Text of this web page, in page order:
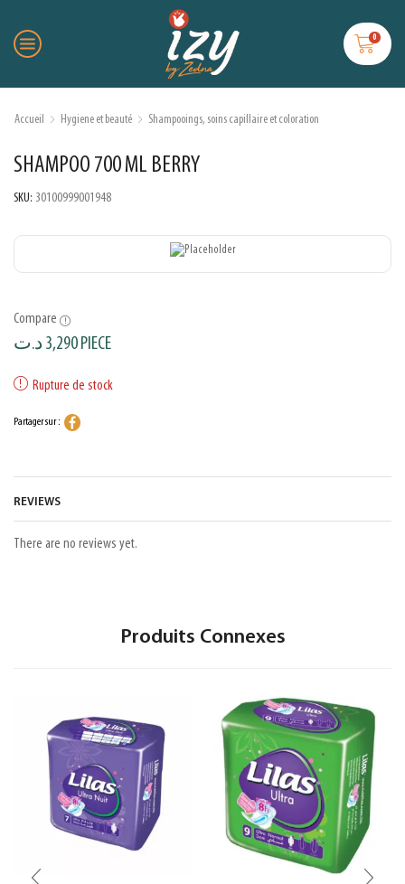
0
Accueil Hygiene et beauté Shampooings, soins capillaire et coloration
SHAMPOO 700 ML BERRY
SKU: 30100999001948
Compare
3,290د.ت PIECE
Rupture de stock
Partager sur :
REVIEWS
There are no reviews yet.
Produits Connexes